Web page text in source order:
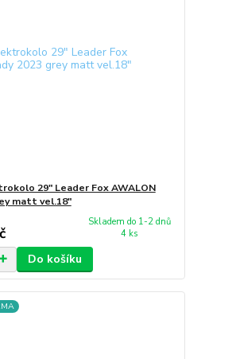
29" Leader Fox AWALON
matt vel.18"
Skladem do 1-2 dnů
4 ks
Do košíku